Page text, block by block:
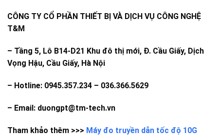
CÔNG TY CỔ PHẦN THIẾT BỊ VÀ DỊCH VỤ CÔNG NGHỆ
T&M
– Tầng 5, Lô B14-D21 Khu đô thị mới, Đ. Cầu Giấy, Dịch
Vọng Hậu, Cầu Giấy, Hà Nội
– Hotline: 0945.357.234 – 036.366.5629
– Email: duongpt@tm-tech.vn
Tham khảo thêm >>> Máy đo truyền dẫn tốc độ 10G